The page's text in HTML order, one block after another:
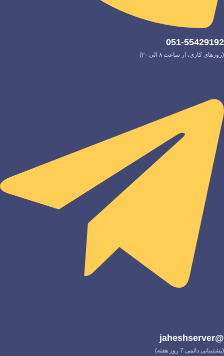
051-55429192
(روزهای کاری، از ساعت ۸ الی ۲۰)
@jaheshserver
(پشتیبانی دائمی 7 روز هفته)